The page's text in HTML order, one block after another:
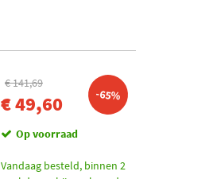
€ 141,69
€ 49,60 -65%
Op voorraad
Vandaag besteld, binnen 2